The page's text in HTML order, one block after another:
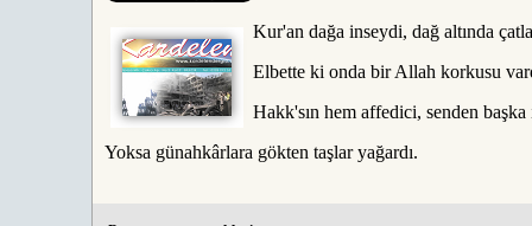
Kur'an dağa inseydi, dağ altında
Elbette ki onda bir Allah korkusu
Hakk'sın hem affedici, senden
Yoksa günahkârlara gökten taşlar yağardı.